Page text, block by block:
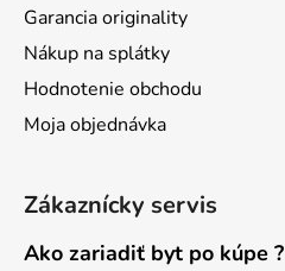
Garancia originality
Nákup na splátky
Hodnotenie obchodu
Moja objednávka
Zákaznícky servis
Ako zariadiť byt po kúpe ?